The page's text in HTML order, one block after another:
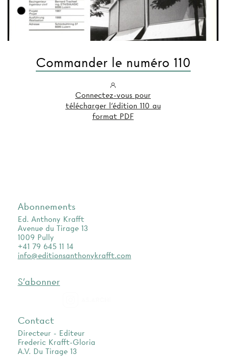
Commander le numéro 110
Connectez-vous pour
télécharger l'édition 110 au
format PDF
Abonnements
Ed. Anthony Krafft
Avenue du Tirage 13
1009 Pully
+41 79 645 11 14
info@editionsanthonykrafft.com
S'abonner
Contact
Directeur - Editeur
Frederic Krafft-Gloria
A.V. Du Tirage 13